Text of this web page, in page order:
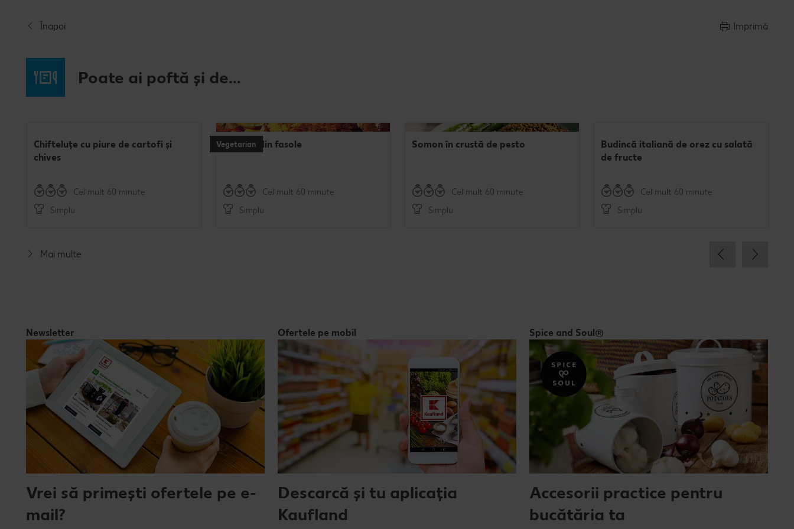
Înapoi Imprimă
Poate ai poftă și de...
Chifteluțe cu piure de cartofi și
chives
Cel mult 60 minute
Simplu
Vegetarian
Burgeri din fasole
Cel mult 60 minute
Simplu
Somon în crustă de pesto
Cel mult 60 minute
Simplu
Budincă italiană de orez cu salată
de fructe
Cel mult 60 minute
Simplu
Mai multe
Newsletter
Vrei să primești ofertele pe e-
mail?
Ofertele pe mobil
Descarcă și tu aplicația
Kaufland
Spice and Soul®
Accesorii practice pentru
bucătăria ta